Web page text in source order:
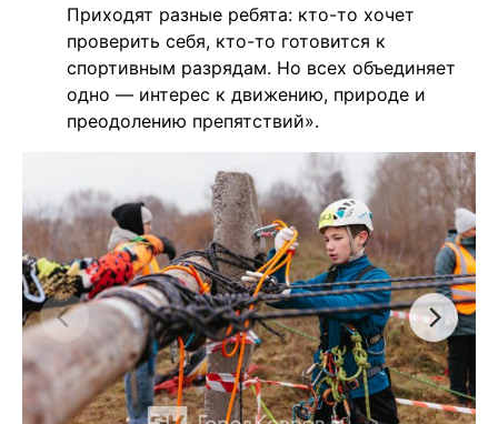
Приходят разные ребята: кто-то хочет
проверить себя, кто-то готовится к
спортивным разрядам. Но всех объединяет
одно — интерес к движению, природе и
преодолению препятствий».